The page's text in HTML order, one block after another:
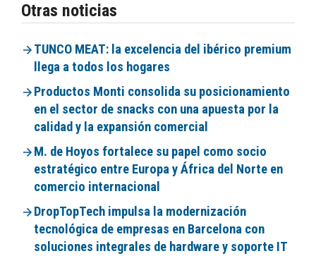
Otras noticias
TUNCO MEAT: la excelencia del ibérico premium
llega a todos los hogares
Productos Monti consolida su posicionamiento
en el sector de snacks con una apuesta por la
calidad y la expansión comercial
M. de Hoyos fortalece su papel como socio
estratégico entre Europa y África del Norte en
comercio internacional
DropTopTech impulsa la modernización
tecnológica de empresas en Barcelona con
soluciones integrales de hardware y soporte IT